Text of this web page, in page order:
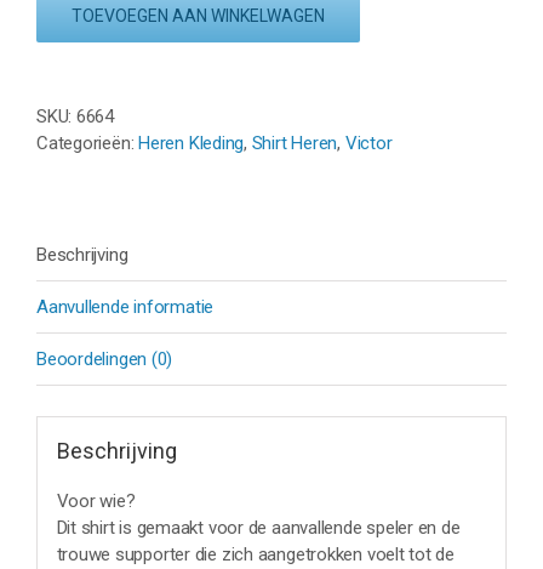
60004
ZII
JIA)
TOEVOEGEN AAN WINKELWAGEN
SKU: 6664
Categorieën:Heren Kleding, Shirt Heren, Victor
Beschrijving
Aanvullende informatie
Beoordelingen (0)
Beschrijving
Voor wie?
Dit shirt is gemaakt voor de aanvallende speler en de
trouwe supporter die zich aangetrokken voelt tot de